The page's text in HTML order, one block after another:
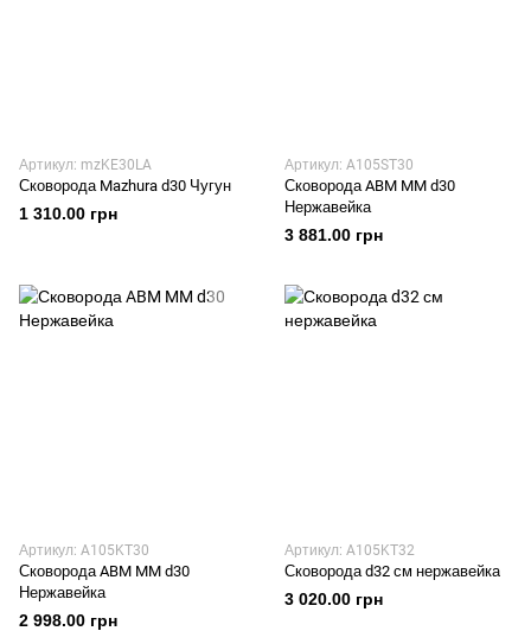
Артикул: mzKE30LA
Сковорода Mazhura d30 Чугун
1 310.00 грн
Артикул: A105ST30
Сковорода ABM MM d30
Нержавейка
3 881.00 грн
Артикул: A105KT30
Сковорода ABM MM d30
Нержавейка
2 998.00 грн
Артикул: A105KT32
Сковорода d32 см нержавейка
3 020.00 грн